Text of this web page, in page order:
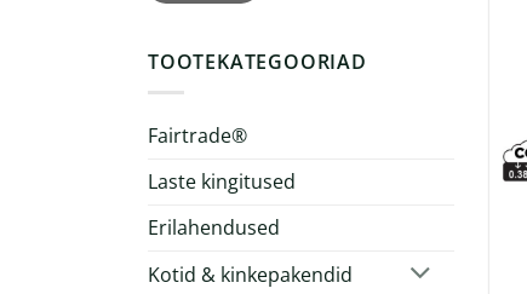
TOOTEKATEGOORIAD
Fairtrade®
Laste kingitused
Erilahendused
Kotid & kinkepakendid